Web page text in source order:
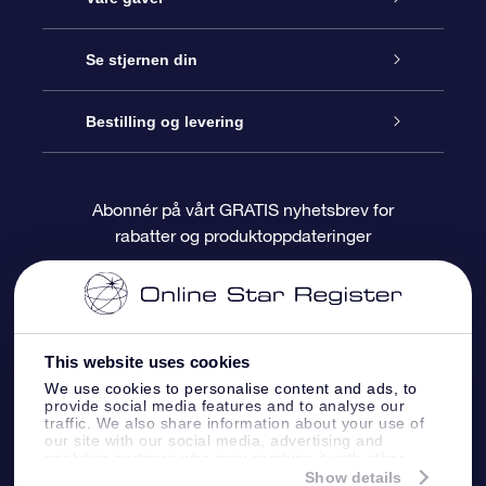
This website uses cookies
We use cookies to personalise content and ads, to
provide social media features and to analyse our
traffic. We also share information about your use of
our site with our social media, advertising and
information that you’ve provided to them or that
Show details
Kontakt oss
Bloggen
Anmeldelser
Online Stjernegave
OSR Gavepakke
OSR-gavekortet
Bedriftsgaver
Se stjernen din
Star Register
Pesontilpasset stjerneside
One Million Stars
OSR Starsaver
Fly me to the Stars VR-app
Bestilling og levering
Betalingsinformasjon
Fraktinformasjon
Returpolicy
Stjernebildene
Abonnér på vårt GRATIS nyhetsbrev for
rabatter og produktoppdateringer